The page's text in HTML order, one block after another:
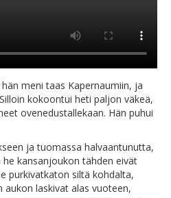
meni taas Kapernaumiin, ja
kokoontui heti paljon väkeä,
ovenedustallekaan. Hän puhui
ja tuomassa halvaantunutta,
kansanjoukon tähden eivät
purkivatkaton siltä kohdalta,
laskivat alas vuoteen,